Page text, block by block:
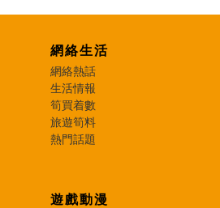
網絡生活
網絡熱話
生活情報
筍買着數
旅遊筍料
熱門話題
遊戲動漫